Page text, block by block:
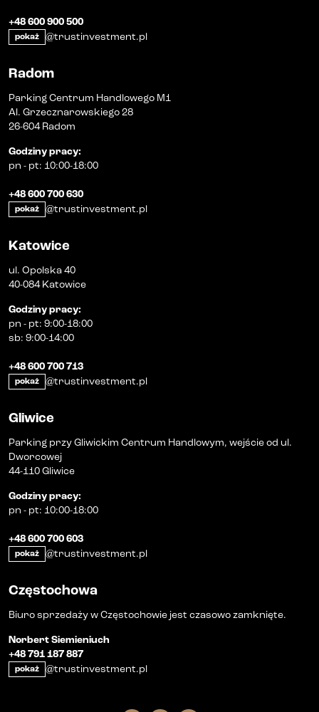
+48 600 900 500
pokaż @trustinvestment.pl
Radom
Parking Centrum Handlowego M1
Al. Grzecznarowskiego 28
26-604 Radom
Godziny pracy:
pn - pt: 10:00-18:00
+48 600 700 630
pokaż @trustinvestment.pl
Katowice
ul. Opolska 40
40-084 Katowice
Godziny pracy:
pn - pt: 9:00-18:00
sb: 9:00-14:00
+48 600 700 713
pokaż @trustinvestment.pl
Gliwice
Parking przy Gliwickim Centrum Handlowym, wejście od ul.
Dworcowej
44-110 Gliwice
Godziny pracy:
pn - pt: 10:00-18:00
+48 600 700 603
pokaż @trustinvestment.pl
Częstochowa
Biuro sprzedaży w Częstochowie jest czasowo zamknięte.
Norbert Siemieniuch
+48 791 187 887
pokaż @trustinvestment.pl